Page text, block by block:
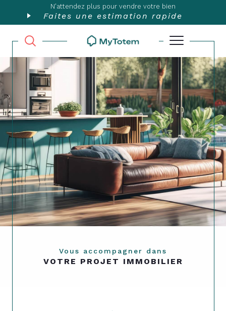
N'attendez plus pour vendre votre bien
Faites une estimation rapide
Vous accompagner dans
VOTRE PROJET IMMOBILIER